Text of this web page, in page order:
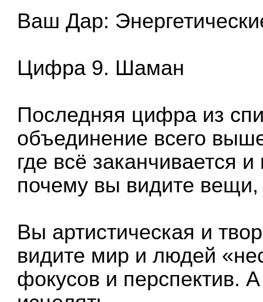
Ваш Дар:
Цифра 9. Шаман
Последняя цифра из
объединение всего
где всё заканчивается
почему вы видите вещи,
Вы артистическая и
видите мир и людей
фокусов и перспектив.